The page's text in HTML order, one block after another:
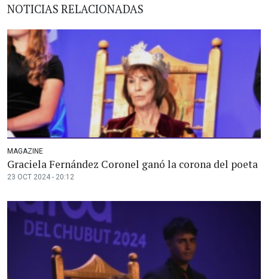
NOTICIAS RELACIONADAS
MAGAZINE
Graciela Fernández Coronel ganó la corona del poeta
23 OCT 2024 - 20:12